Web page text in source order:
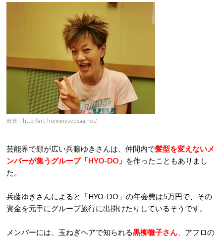
出典：http://art-humony.seesaa.net/
芸能界で顔が広い兵藤ゆきさんは、仲間内で髪型を変えないメ
ンバーが集うグループ「HYO-DO」 を作ったこともありまし
た。
兵藤ゆきさんによると「HYO-DO」の年会費は5万円で、その
資金を元手にグループ旅行に出掛けたりしているそうです。
メンバーには、玉ねぎヘアで知られる黒柳徹子さん 、アフロの